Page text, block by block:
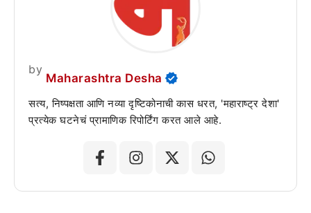
by
Maharashtra Desha
सत्य, निष्पक्षता आणि नव्या दृष्टिकोनाची कास धरत, 'महाराष्ट्र देशा'
प्रत्येक घटनेचं प्रामाणिक रिपोर्टिंग करत आले आहे.